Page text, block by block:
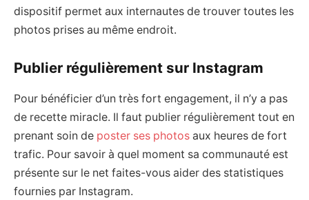
dispositif permet aux internautes de trouver toutes les
photos prises au même endroit.
Publier régulièrement sur Instagram
Pour bénéficier d’un très fort engagement, il n’y a pas
de recette miracle. Il faut publier régulièrement tout en
prenant soin de poster ses photos aux heures de fort
trafic. Pour savoir à quel moment sa communauté est
présente sur le net faites-vous aider des statistiques
fournies par Instagram.